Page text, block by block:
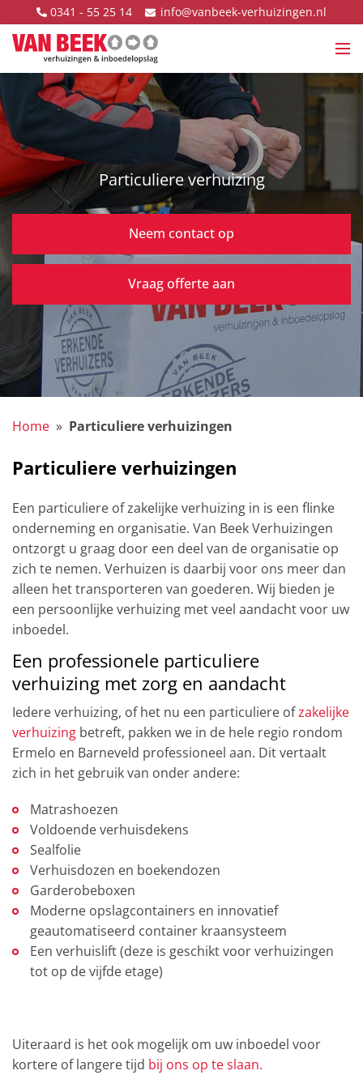
Ga naar content
0341 - 55 25 14 info@vanbeek-verhuizingen.nl
Van Beek Verhuizingen
Particuliere verhuizing
Neem contact op
Vraag offerte aan
Home » Particuliere verhuizingen
Particuliere verhuizingen
Een particuliere of zakelijke verhuizing in is een flinke
onderneming en organisatie. Van Beek Verhuizingen
ontzorgt u graag door een deel van de organisatie op
zich te nemen. Verhuizen is daarbij voor ons meer dan
alleen het transporteren van goederen. Wij bieden je
een persoonlijke verhuizing met veel aandacht voor uw
inboedel.
Een professionele particuliere
verhuizing met zorg en aandacht
Iedere verhuizing, of het nu een particuliere ofzakelijke
verhuizing betreft, pakken we in de hele regio rondom
Ermelo en Barneveld professioneel aan. Dit vertaalt
zich in het gebruik van onder andere:
Matrashoezen
Voldoende verhuisdekens
Sealfolie
Verhuisdozen en boekendozen
Garderobeboxen
Moderne opslagcontainers en innovatief
geautomatiseerd container kraansysteem
Een verhuislift (deze is geschikt voor verhuizingen
tot op de vijfde etage)
Uiteraard is het ook mogelijk om uw inboedel voor
kortere of langere tijd bij ons op te slaan.